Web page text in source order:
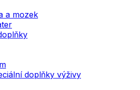
a mozek
doplňky výživy